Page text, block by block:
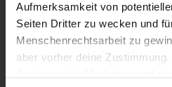
Aufmerksamkeit von
Seiten Dritter zu wecken und
Menschenrechtsarbeit zu
aber vorher deine